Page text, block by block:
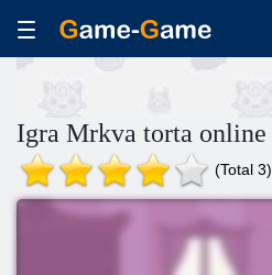
Igra Mrkva torta online
(Total 3)